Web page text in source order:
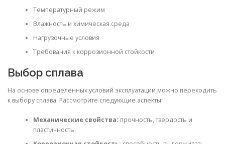
Температурный режим
Влажность и химическая среда
Нагрузочные условия
Требования к коррозионной стойкости
Выбор сплава
На основе определённых условий эксплуатации можно переходить
к выбору сплава. Рассмотрите следующие аспекты:
Механические свойства: прочность, твердость и
пластичность.